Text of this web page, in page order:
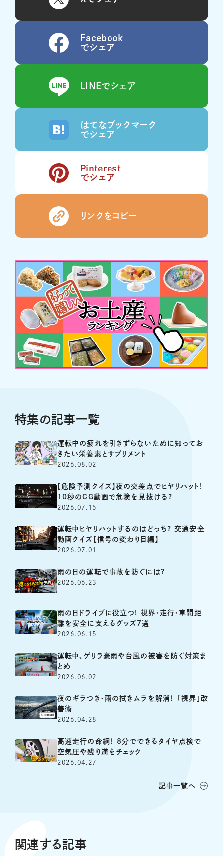
Facebook
でシェア
LINEでシェア
はてなブックマーク
でシェア
Pinterest
でシェア
リンクをコピー
特集の記事一覧
運転中の疲れを引きずらないために知ってお
きたい栄養素とサプリメント
2026.08.02
【危険予測クイズ】夜の交差点でヒヤリハット!
10秒のCG動画で危険を見抜ける?
2026.07.15
運転中ヒヤリハットするのはどっち? 交通安全
動画クイズ【信号の変わり目編】
2026.07.01
雨の日の運転で事故を防ぐには?
2026.06.23
雨の日ドライブに役立つ! 視界・走行・車間距
離を安全に支えるグッズ7選
2026.06.15
運転中、ゲリラ豪雨や台風の被害を防ぐ対策ま
とめ
2026.06.02
夜のギラつき・雨の拭きムラを解消！ 「視界」改
善術
2026.04.28
高速走行の命綱！ 8分でできるタイヤ点検で
空気圧や残り溝をチェック
2026.04.27
記事一覧へ
関連する記事